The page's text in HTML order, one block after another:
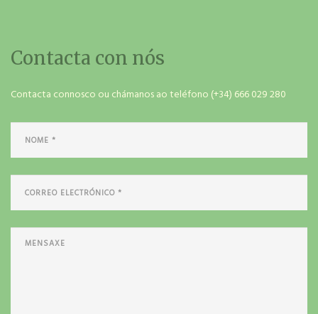
Contacta con nós
Contacta connosco ou chámanos ao teléfono (+34) 666 029 280